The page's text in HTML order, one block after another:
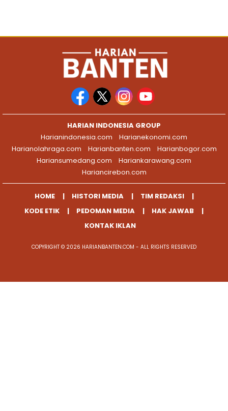
HARIAN INDONESIA GROUP
Harianindonesia.com
Harianekonomi.com
Harianolahraga.com
Harianbanten.com
Harianbogor.com
Hariansumedang.com
Hariankarawang.com
Hariancirebon.com
HOME HISTORI MEDIA
TIM REDAKSI
KODE ETIK
PEDOMAN MEDIA
HAK JAWAB
KONTAK IKLAN
COPYRIGHT © 2026 HARIANBANTEN.COM - ALL RIGHTS RESERVED